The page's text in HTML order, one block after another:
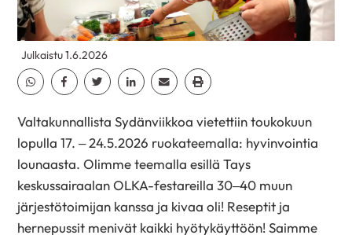
Julkaistu 1.6.2026
Jaa Whatsapp
Jaa Facebook
Jaa TwitterJaa Linkedin
Jaa EmailJaa Print
Valtakunnallista Sydänviikkoa vietettiin toukokuun
lopulla 17. – 24.5.2026 ruokateemalla: hyvinvointia
lounaasta. Olimme teemalla esillä Tays
keskussairaalan OLKA-festareilla 30–40 muun
järjestötoimijan kanssa ja kivaa oli! Reseptit ja
hernepussit menivät kaikki hyötykäyttöön! Saimme